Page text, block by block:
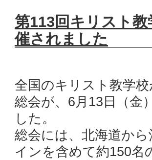
第113回キリスト
催されました
全国のキリスト教学
総会が、6月13日（金
した。
総会には、北海道か
インを含めて約150名